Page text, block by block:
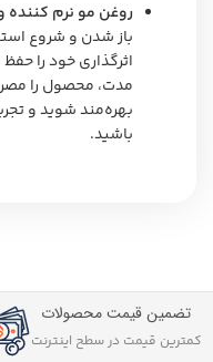
روغن مو نرم کننده
اثرگذاری خود را
مدت، محصول را
بهره‌مند شوید و
باشید.
تضمین قیمت محصولات
کمترین قیمت در سطح اینترنت